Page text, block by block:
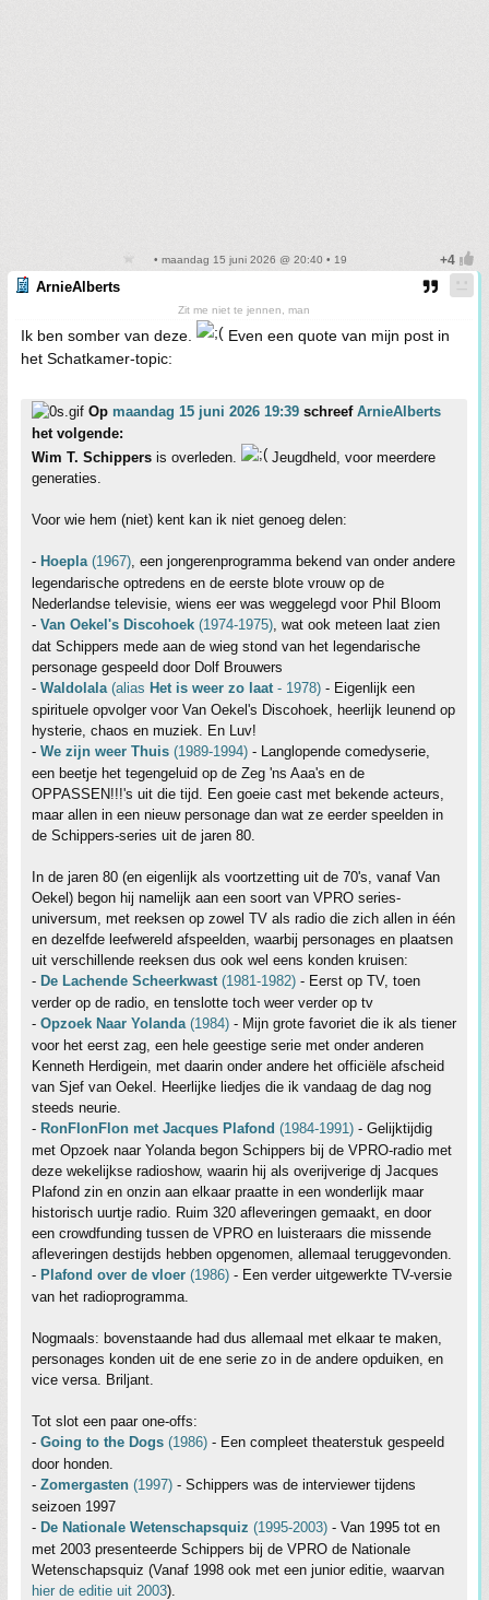
• maandag 15 juni 2026 @ 20:40 • 19
ArnieAlberts
Zit me niet te jennen, man
Ik ben somber van deze.
Even een quote van mijn post in
het Schatkamer-topic:
Op maandag 15 juni 2026 19:39 schreef ArnieAlberts
het volgende:
Wim T. Schippers is overleden.
Jeugdheld, voor meerdere
generaties.
Voor wie hem (niet) kent kan ik niet genoeg delen:
- Hoepla (1967) , een jongerenprogramma bekend van onder andere
legendarische optredens en de eerste blote vrouw op de
Nederlandse televisie, wiens eer was weggelegd voor Phil Bloom
- Van Oekel's Discohoek (1974-1975) , wat ook meteen laat zien
dat Schippers mede aan de wieg stond van het legendarische
personage gespeeld door Dolf Brouwers
- Waldolala (alias Het is weer zo laat - 1978) - Eigenlijk een
spirituele opvolger voor Van Oekel's Discohoek, heerlijk leunend op
hysterie, chaos en muziek. En Luv!
- We zijn weer Thuis (1989-1994) - Langlopende comedyserie,
een beetje het tegengeluid op de Zeg 'ns Aaa's en de
OPPASSEN!!!'s uit die tijd. Een goeie cast met bekende acteurs,
maar allen in een nieuw personage dan wat ze eerder speelden in
de Schippers-series uit de jaren 80.
In de jaren 80 (en eigenlijk als voortzetting uit de 70's, vanaf Van
Oekel) begon hij namelijk aan een soort van VPRO series-
universum, met reeksen op zowel TV als radio die zich allen in één
en dezelfde leefwereld afspeelden, waarbij personages en plaatsen
uit verschillende reeksen dus ook wel eens konden kruisen:
- De Lachende Scheerkwast (1981-1982) - Eerst op TV, toen
verder op de radio, en tenslotte toch weer verder op tv
- Opzoek Naar Yolanda (1984) - Mijn grote favoriet die ik als tiener
voor het eerst zag, een hele geestige serie met onder anderen
Kenneth Herdigein, met daarin onder andere het officiële afscheid
van Sjef van Oekel. Heerlijke liedjes die ik vandaag de dag nog
steeds neurie.
- RonFlonFlon met Jacques Plafond (1984-1991) - Gelijktijdig
met Opzoek naar Yolanda begon Schippers bij de VPRO-radio met
deze wekelijkse radioshow, waarin hij als overijverige dj Jacques
Plafond zin en onzin aan elkaar praatte in een wonderlijk maar
historisch uurtje radio. Ruim 320 afleveringen gemaakt, en door
een crowdfunding tussen de VPRO en luisteraars die missende
afleveringen destijds hebben opgenomen, allemaal teruggevonden.
- Plafond over de vloer (1986) - Een verder uitgewerkte TV-versie
van het radioprogramma.
Nogmaals: bovenstaande had dus allemaal met elkaar te maken,
personages konden uit de ene serie zo in de andere opduiken, en
vice versa. Briljant.
Tot slot een paar one-offs:
- Going to the Dogs (1986) - Een compleet theaterstuk gespeeld
door honden.
- Zomergasten (1997) - Schippers was de interviewer tijdens
seizoen 1997
- De Nationale Wetenschapsquiz (1995-2003) - Van 1995 tot en
met 2003 presenteerde Schippers bij de VPRO de Nationale
Wetenschapsquiz (Vanaf 1998 ook met een junior editie, waarvan
hier de editie uit 2003).